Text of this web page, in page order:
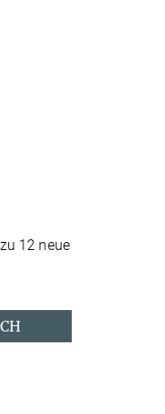
12 neue